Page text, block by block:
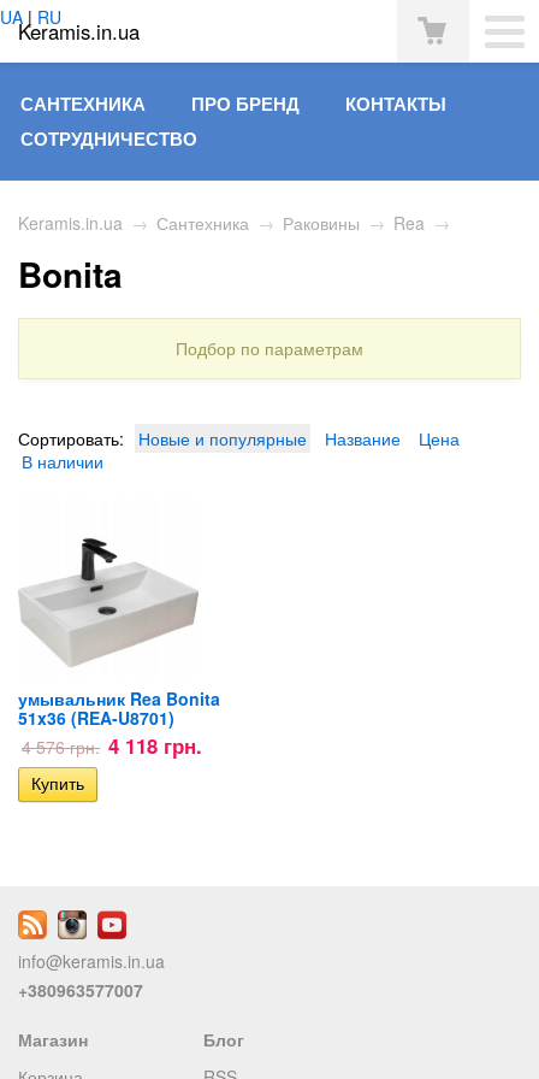
Keramis.in.ua
UA | RU
САНТЕХНИКА ПРО БРЕНД
КОНТАКТЫ
СОТРУДНИЧЕСТВО
Keramis.in.ua → Сантехника → Раковины → Rea →
Bonita
Подбор по параметрам
Сортировать: Новые и популярные Название
Цена
В наличии
умывальник Rea Bonita
51x36 (REA-U8701)
4 576 грн. 4 118 грн.
info@keramis.in.ua
+380963577007
Магазин
Блог